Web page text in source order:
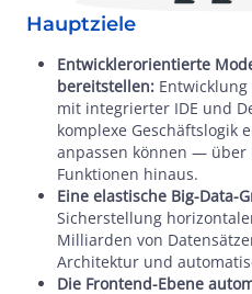
Hauptziele
Entwicklerorientierte
bereitstellen:
mit integrierter IDE und
komplexe Geschäftslogik
anpassen können — über
Funktionen hinaus.
Eine elastische Big-Data-
Sicherstellung
Milliarden von
Architektur und
Die Frontend-Ebene